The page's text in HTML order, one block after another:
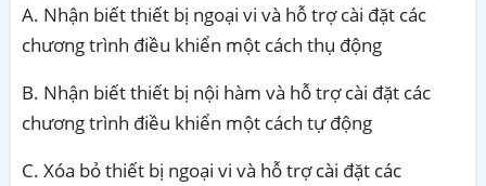
A. Nhận biết thiết bị ngoại vi và hỗ trợ cài đặt các
chương trình điều khiển một cách thụ động
B. Nhận biết thiết bị nội hàm và hỗ trợ cài đặt các
chương trình điều khiển một cách tự động
C. Xóa bỏ thiết bị ngoại vi và hỗ trợ cài đặt các